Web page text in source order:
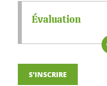
Évaluation
S'INSCRIRE